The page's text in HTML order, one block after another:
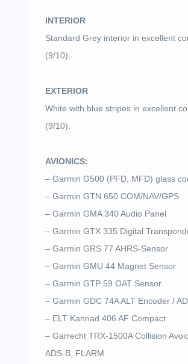
INTERIOR
Standard Grey interior in excellent
(9/10).
EXTERIOR
White with blue stripes in excellent
(9/10).
AVIONICS:
– Garmin G500 (PFD, MFD) glass
– Garmin GTN 650 COM/NAV/GPS
– Garmin GMA 340 Audio Panel
– Garmin GTX 335 Digital
– Garmin GRS 77 AHRS-Sensor
– Garmin GMU 44 Magnet Sensor
– Garmin GTP 59 OAT Sensor
– Garmin GDC 74A ALT Encoder /
– ELT Kannad 406 AF Compact
– Garrecht TRX-1500A Collision
ADS-B, FLARM